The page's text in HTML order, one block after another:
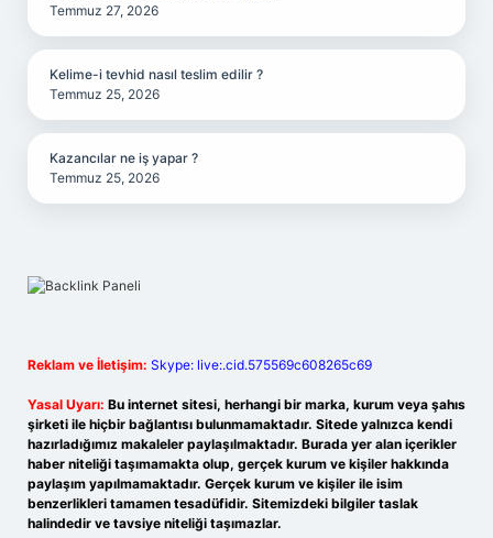
Temmuz 27, 2026
Kelime-i tevhid nasıl teslim edilir ?
Temmuz 25, 2026
Kazancılar ne iş yapar ?
Temmuz 25, 2026
Reklam ve İletişim: Skype: live:.cid.575569c608265c69
Yasal Uyarı: Bu internet sitesi, herhangi bir marka, kurum veya şahıs
şirketi ile hiçbir bağlantısı bulunmamaktadır. Sitede yalnızca kendi
hazırladığımız makaleler paylaşılmaktadır. Burada yer alan içerikler
haber niteliği taşımamakta olup, gerçek kurum ve kişiler hakkında
paylaşım yapılmamaktadır. Gerçek kurum ve kişiler ile isim
benzerlikleri tamamen tesadüfidir. Sitemizdeki bilgiler taslak
halindedir ve tavsiye niteliği taşımazlar.